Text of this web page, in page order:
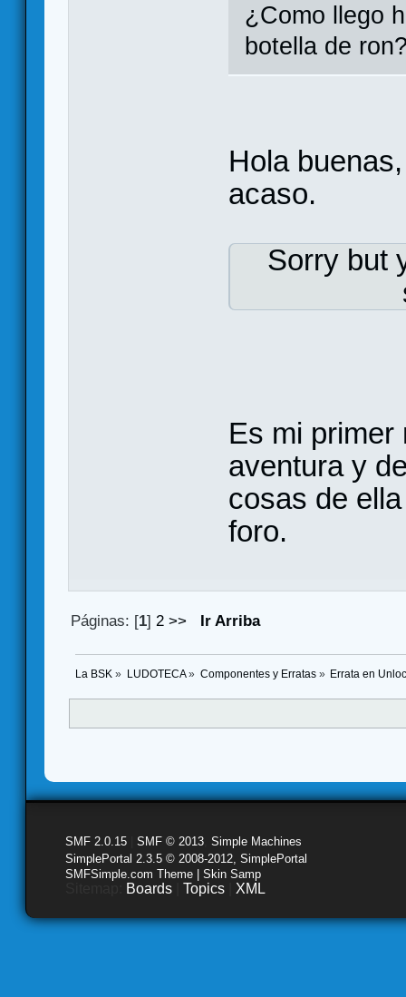
¿Como llego
botella de
Hola
acaso.
Sorry but
Es mi primer
aventura y
cosas de
foro.
Páginas: [1]2 >> Ir Arriba
La BSK » LUDOTECA» Componentes y Erratas» Errata en
SMF 2.0.15 SMF © 2013 Simple Machines
SimplePortal 2.3.5 © 2008-2012, SimplePortal
SMFSimple.com Theme | Skin Samp
Boards Topics XML